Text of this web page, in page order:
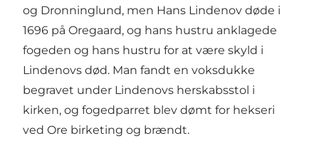
og Dronninglund, men Hans Lindenov døde i
1696 på Oregaard, og hans hustru anklagede
fogeden og hans hustru for at være skyld i
Lindenovs død. Man fandt en voksdukke
begravet under Lindenovs herskabsstol i
kirken, og fogedparret blev dømt for hekseri
ved Ore birketing og brændt.